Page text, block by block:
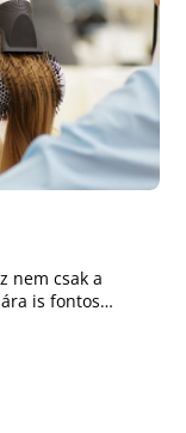
nem csak a
is fontos…